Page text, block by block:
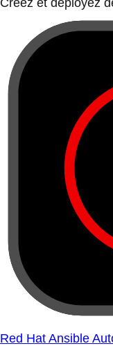
Créez et déployez
Red Hat Ansible